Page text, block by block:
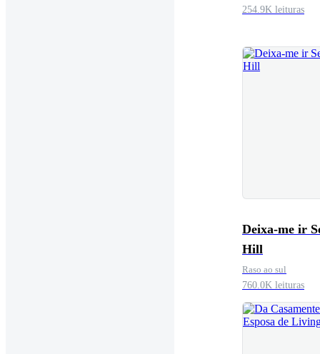
254.9K leituras
Deixa-me ir
Hill
Raso ao sul
760.0K leituras